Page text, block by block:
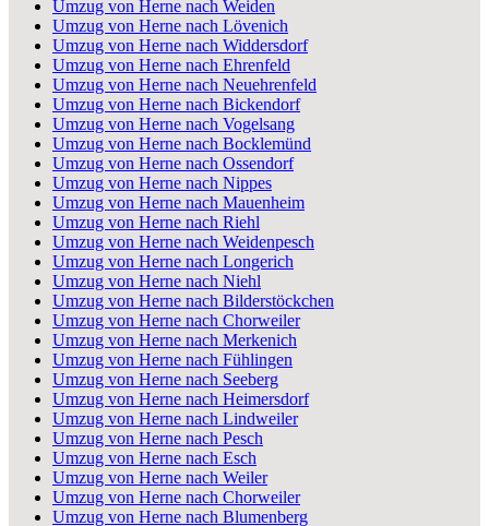
Umzug von Herne nach Weiden
Umzug von Herne nach Lövenich
Umzug von Herne nach Widdersdorf
Umzug von Herne nach Ehrenfeld
Umzug von Herne nach Neuehrenfeld
Umzug von Herne nach Bickendorf
Umzug von Herne nach Vogelsang
Umzug von Herne nach Bocklemünd
Umzug von Herne nach Ossendorf
Umzug von Herne nach Nippes
Umzug von Herne nach Mauenheim
Umzug von Herne nach Riehl
Umzug von Herne nach Weidenpesch
Umzug von Herne nach Longerich
Umzug von Herne nach Niehl
Umzug von Herne nach Bilderstöckchen
Umzug von Herne nach Chorweiler
Umzug von Herne nach Merkenich
Umzug von Herne nach Fühlingen
Umzug von Herne nach Seeberg
Umzug von Herne nach Heimersdorf
Umzug von Herne nach Lindweiler
Umzug von Herne nach Pesch
Umzug von Herne nach Esch
Umzug von Herne nach Weiler
Umzug von Herne nach Chorweiler
Umzug von Herne nach Blumenberg